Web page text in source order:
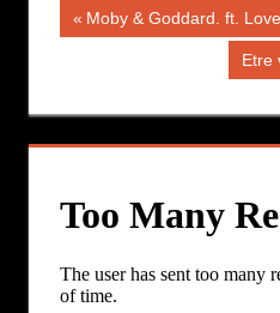
Navigation
l’article
Publication
Moby & Goddard. ft.
Etre